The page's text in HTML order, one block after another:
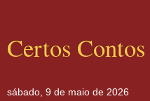
Certos
sábado, 9 de maio de 2026